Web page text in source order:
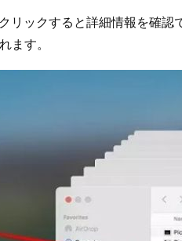
リックすると詳細情報を確認
ます。